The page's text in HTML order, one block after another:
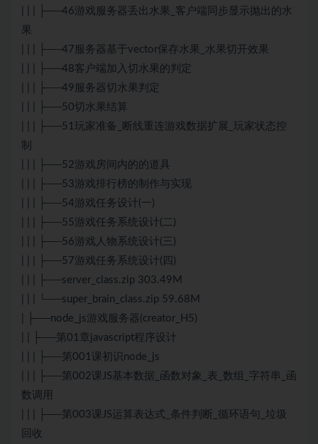
| | | ├──46游戏服务器丢出水果_客户端同步显示抛出的水
果
| | | ├──47服务器基于vector保存水果_水果切开效果
| | | ├──48客户端加入切水果的判定
| | | ├──49服务器切水果判定
| | | ├──50切水果结算
| | | ├──51玩家准备_断线重连游戏数据扩展_玩家状态控
制
| | | ├──52游戏房间内的的道具
| | | ├──53游戏排行榜的制作与实现
| | | ├──54游戏任务设计(一)
| | | ├──55游戏任务系统设计(二)
| | | ├──56游戏人物系统设计(三)
| | | ├──57游戏任务系统设计(四)
| | | ├──server_class.zip 303.49M
| | | └──super_brain_class.zip 59.68M
| ├──node_js游戏服务器(creator_H5)
| | ├──第01章javascript程序设计
| | | ├──第001课初识node_js
| | | ├──第002课JS基本数据_函数对象_表_数组_字符串_函
数调用
| | | ├──第003课JS运算表达式_条件判断_循环语句_垃圾
回收